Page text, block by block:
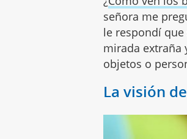
señora me
le respondí
mirada extraña
objetos o
La visión